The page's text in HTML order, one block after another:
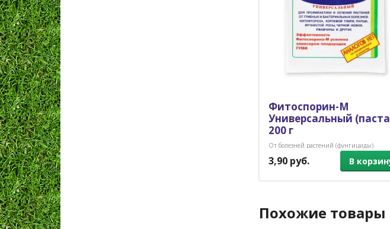
Фитоспорин-М
Универсальный
200 г
От болезней растений (фунгициды)
3,90 руб. В
Похожие товары